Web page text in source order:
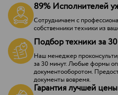
89% Исполнителей
Сотрудничаем с
собственники техники из
Подбор техники за
Наш менеджер
за 30 минут. Любые формы
документооборотом.
документы вовремя.
Гарантия лучшей цены